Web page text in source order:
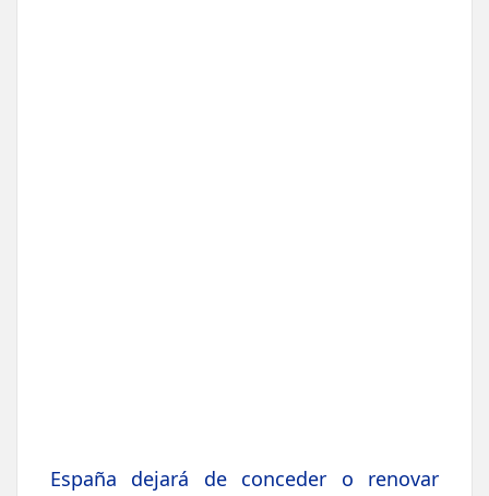
España dejará de conceder o renovar